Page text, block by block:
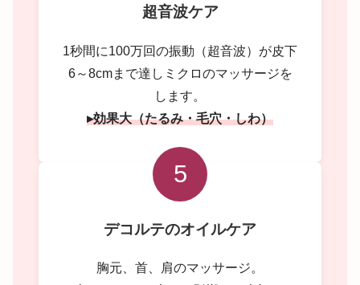
超音波ケア
1秒間に100万回の振動（超音波）が皮下
6～8cmまで達しミクロのマッサージを
します。
▸効果大（たるみ・毛穴・しわ）
5
デコルテのオイルケア
胸元、首、肩のマッサージ。